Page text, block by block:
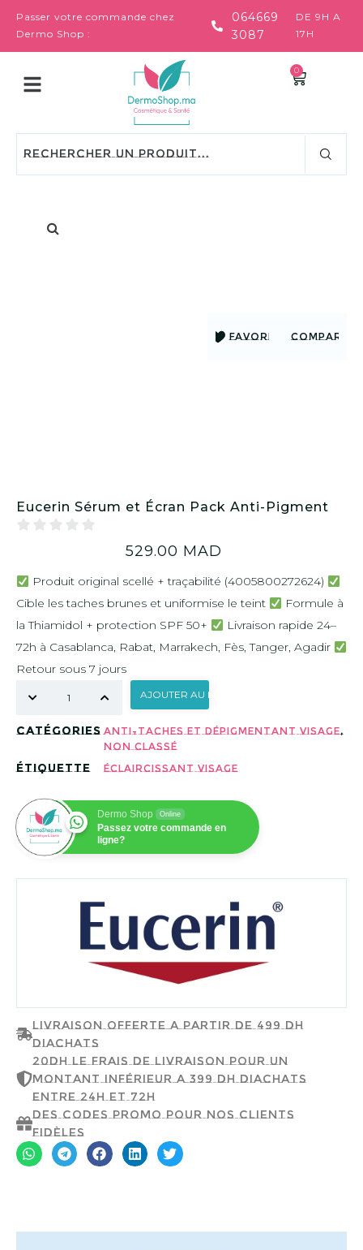
Passer votre commande chez
Dermo Shop :
064669
3087
DE 9H A
17H
0
FAVORIS COMPARER
Eucerin Sérum et Écran Pack Anti-Pigment
529.00 MAD
Produit original scellé + traçabilité (4005800272624)
Cible les taches brunes et uniformise le teint
Formule à
la Thiamidol + protection SPF 50+
Livraison rapide 24–
72h à Casablanca, Rabat, Marrakech, Fès, Tanger, Agadir
Retour sous 7 jours
AJOUTER AU PANIER
Catégories Anti-taches et dépigmentant visage,
Non classé
Étiquette Éclaircissant visage
Dermo Shop Online
Passez votre commande en
ligne?
EUCERIN
Livraison offerte a partir de 499 dh
d'achats
20dh le frais de livraison pour un
montant inférieur a 399 dh d'achats
entre 24h et 72h
Des codes promo pour nos clients
fidèles